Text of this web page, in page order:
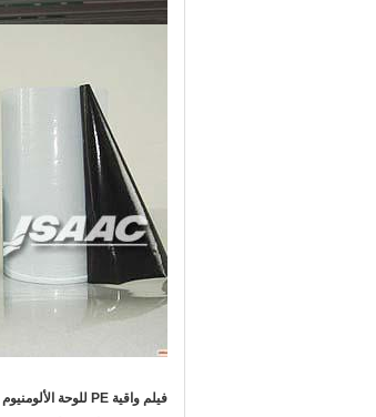
فيلم واقية PE للوحة الألومنيوم البلاستيكية المركبة